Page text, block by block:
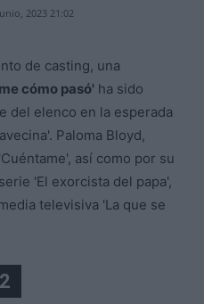
2023 21:02
de casting, una
cómo pasó' ha sido
del elenco en la esperada
Paloma Bloyd,
así como por su
'El exorcista del papa',
televisiva 'La que se
2